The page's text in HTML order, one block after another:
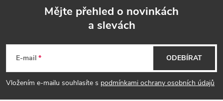
p
Mějte přehled o novinkách
a slevách
E-mail
Vložením e-mailu souhlasíte s podmínkami ochrany osobních údajů
ODEBÍRAT